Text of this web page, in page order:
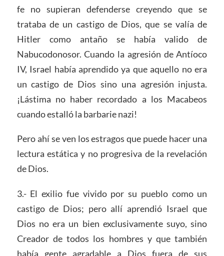
fe no supieran defenderse creyendo que se
trataba de un castigo de Dios, que se valía de
Hitler como antaño se había valido de
Nabucodonosor. Cuando la agresión de Antíoco
IV, Israel había aprendido ya que aquello no era
un castigo de Dios sino una agresión injusta.
¡Lástima no haber recordado a los Macabeos
cuando estalló la barbarie nazi!
Pero ahí se ven los estragos que puede hacer una
lectura estática y no progresiva de la revelación
de Dios.
3.- El exilio fue vivido por su pueblo como un
castigo de Dios; pero allí aprendió Israel que
Dios no era un bien exclusivamente suyo, sino
Creador de todos los hombres y que también
había gente agradable a Dios fuera de sus